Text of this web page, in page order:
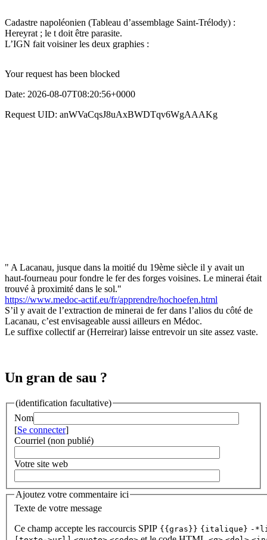
Cadastre napoléonien (Tableau d’assemblage Saint-Trélody) :
Hereyrat ; le t doit être parasite.
L’IGN fait voisiner les deux graphies :
" A Lacanau, jusque dans la moitié du 19ème siècle il y avait un
haut-fourneau pour fondre le fer des forges voisines. Le minerai était
trouvé à proximité dans le sol."
https://www.medoc-actif.eu/fr/apprendre/hochoefen.html
S’il y avait de l’extraction de minerai de fer dans l’alios du côté de
Lacanau, c’est envisageable aussi ailleurs en Médoc.
Le suffixe collectif ar (Herreirar) laisse entrevoir un site assez vaste.
Un gran de sau ?
(identification facultative)
Nom
[Se connecter]
Courriel (non publié)
Votre site web
Ajoutez votre commentaire ici
Texte de votre message
Ce champ accepte les raccourcis SPIP {{gras}} {italique} -